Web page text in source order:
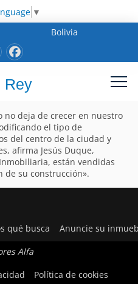
▼
Bolivia
Rey
no deja de crecer en nuestro
el tipo de
del centro de la ciudad y
afirma Jesús Duque,
están vendidas
de su construcción».
qué busca Anuncie su
Alfa
Política de cookies